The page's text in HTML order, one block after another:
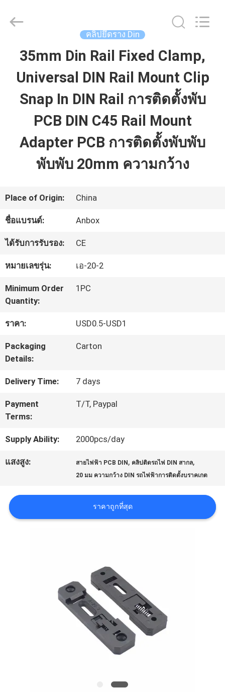
บ้าน
สินค้า
ควบคุม
คุณภาพ
ติดต่อ
เรา
ขอ
ใบ
ราคา
แผนผัง
Electric
Reserved.
คลิปยึดราง Din
35mm Din Rail Fixed Clamp,
Universal DIN Rail Mount Clip
Snap In DIN Rail การติดตั้งพับ
PCB DIN C45 Rail Mount
Adapter PCB การติดตั้งพับพับ
พับพับ 20mm ความกว้าง
Place of Origin: China
ชื่อแบรนด์: Anbox
ได้รับการรับรอง: CE
หมายเลขรุ่น: เอ-20-2
Minimum Order
Quantity:
1PC
ราคา: USD0.5-USD1
Packaging
Details:
Carton
Delivery Time: 7 days
Payment
Terms:
T/T, Paypal
Supply Ability: 2000pcs/day
แสงสูง: สายไฟฟ้า PCB DIN , คลิปติดรถไฟ DIN สากล,
20 มม ความกว้าง DIN รถไฟฟ้าการติดตั้งบราคเกต
ราคาถูกที่สุด